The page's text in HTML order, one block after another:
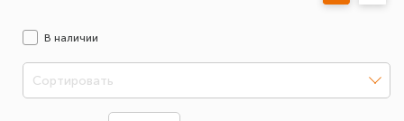
В наличии
Сортировать